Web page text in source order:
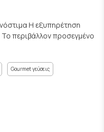
Η εξυπηρέτηση
περιβάλλον προσεγμένο
Gourmet γεύσεις